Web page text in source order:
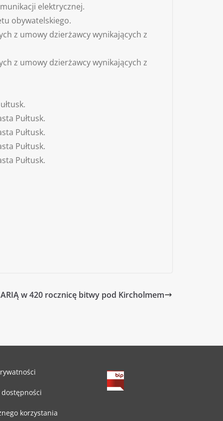
elektrycznej.
obywatelskiego.
z umowy dzierżawcy wynikających z
z umowy dzierżawcy wynikających z
Pułtusk.
Pułtusk.
Pułtusk.
Pułtusk.
w 420 rocznicę bitwy pod Kircholmem
korzystania